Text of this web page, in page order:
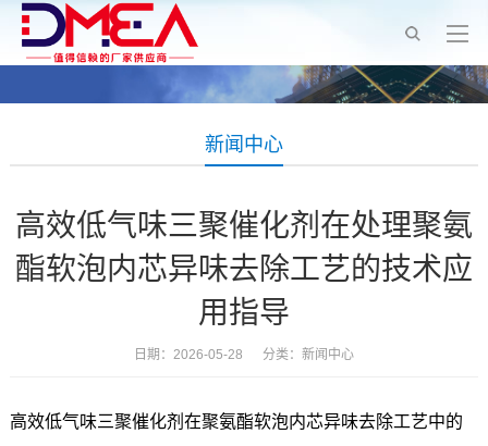
新闻中心
高效低气味三聚催化剂在处理聚氨
酯软泡内芯异味去除工艺的技术应
用指导
日期：2026-05-28 分类： 新闻中心
高效低气味三聚催化剂在聚氨酯软泡内芯异味去除工艺中的